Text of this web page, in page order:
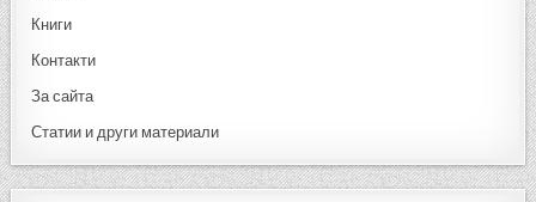
Книги
Контакти
За сайта
Статии и други материали